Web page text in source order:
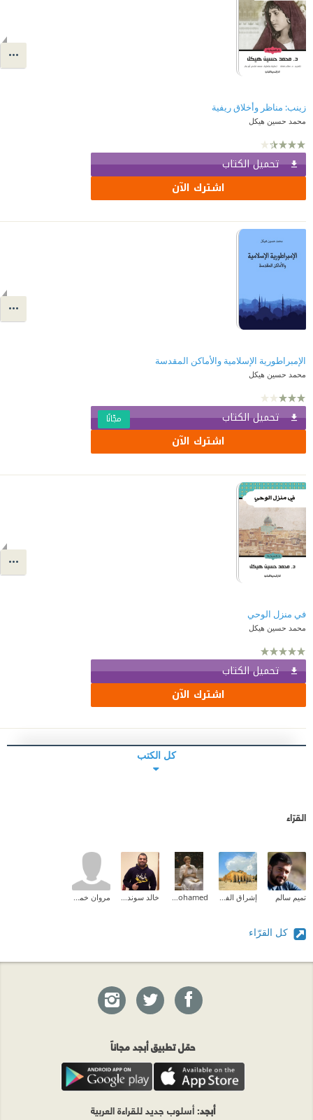
زينب: مناظر وأخلاق ريفية
محمد حسين هيكل
تحميل الكتاب
اشترك الآن
الإمبراطورية الإسلامية والأماكن المقدسة
محمد حسين هيكل
تحميل الكتاب مجّانًا
اشترك الآن
في منزل الوحي
محمد حسين هيكل
تحميل الكتاب
اشترك الآن
كل الكتب
القرّاء
تميم سالم إشراق الفطافطة (Ishraq Abdelrahman) Aliaa Mohamed خالد سوندة (Khalid Swindeh ) مروان خميس
كل القرّاء
حمّل تطبيق أبجد مجاناً
أبجد: أسلوب جديد للقراءة العربية